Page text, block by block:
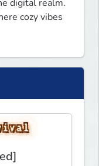
digital realm.
cozy vibes